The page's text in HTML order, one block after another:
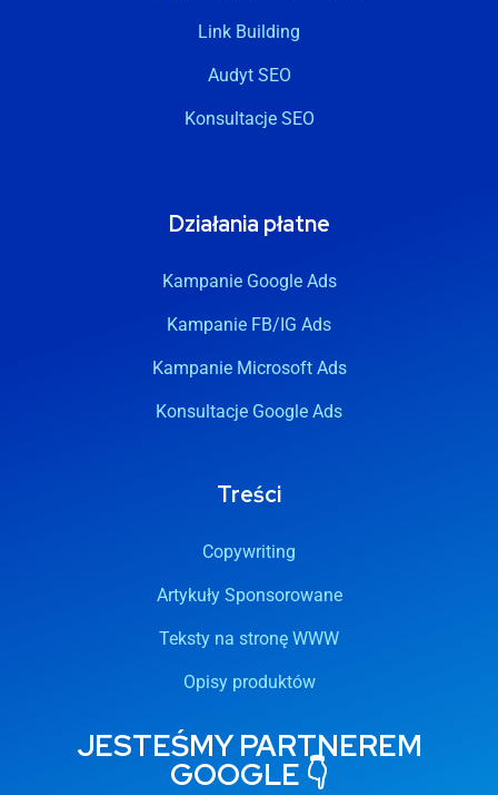
Link Building
Audyt SEO
Konsultacje SEO
Działania płatne
Kampanie Google Ads
Kampanie FB/IG Ads
Kampanie Microsoft Ads
Konsultacje Google Ads
Treści
Copywriting
Artykuły Sponsorowane
Teksty na stronę WWW
Opisy produktów
JESTEŚMY PARTNEREM
GOOGLE 👇